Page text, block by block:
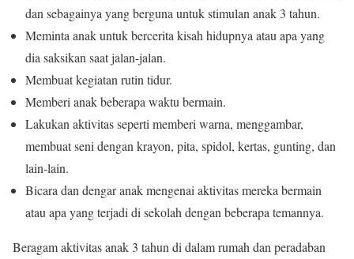
dan sebagainya yang berguna untuk stimulan anak 3 tahun.
Meminta anak untuk bercerita kisah hidupnya atau apa yang
dia saksikan saat jalan-jalan.
Membuat kegiatan rutin tidur.
Memberi anak beberapa waktu bermain.
Lakukan aktivitas seperti memberi warna, menggambar,
membuat seni dengan krayon, pita, spidol, kertas, gunting, dan
lain-lain.
Bicara dan dengar anak mengenai aktivitas mereka bermain
atau apa yang terjadi di sekolah dengan beberapa temannya.
Beragam aktivitas anak 3 tahun di dalam rumah dan peradaban